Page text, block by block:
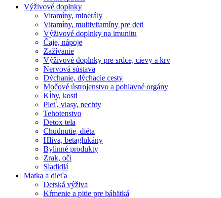
Výživové doplnky
Vitamíny, minerály
Vitamíny, multivitamíny pre deti
Výživové doplnky na imunitu
Čaje, nápoje
Zažívanie
Výživové doplnky pre srdce, cievy a krv
Nervová sústava
Dýchanie, dýchacie cesty
Močové ústrojenstvo a pohlavné orgány
Kĺby, kosti
Pleť, vlasy, nechty
Tehotenstvo
Detox tela
Chudnutie, diéta
Hliva, betaglukány
Bylinné produkty
Zrak, oči
Sladidlá
Matka a dieťa
Detská výživa
Kŕmenie a pitie pre bábätká